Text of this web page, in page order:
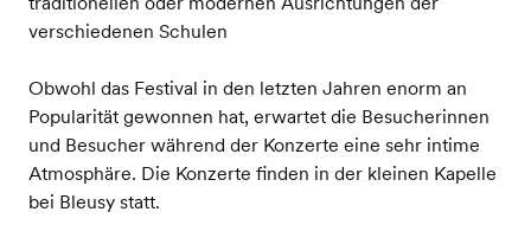
verschiedenen Schulen
Obwohl das Festival in den letzten Jahren enorm an
Popularität gewonnen hat, erwartet die Besucherinnen
und Besucher während der Konzerte eine sehr intime
Atmosphäre. Die Konzerte finden in der kleinen Kapelle
bei Bleusy statt.